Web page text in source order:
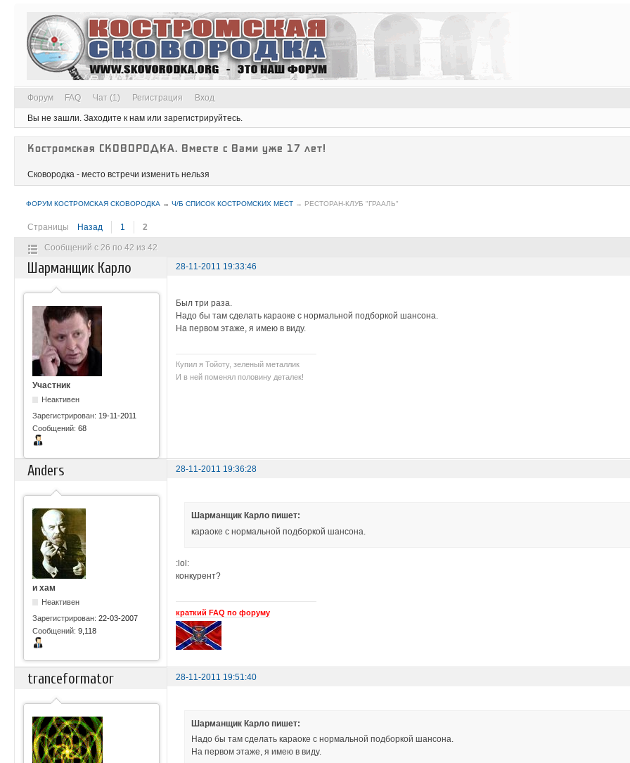
Форум FAQ Чат (1) Регистрация Вход
Вы не зашли. Заходите к нам или зарегистрируйтесь.
Костромская СКОВОРОДКА. Вместе с Вами уже 17 лет!
Сковородка - место встречи изменить нельзя
ФОРУМ КОСТРОМСКАЯ СКОВОРОДКА →Ч/Б СПИСОК КОСТРОМСКИХ МЕСТ → РЕСТОРАН-КЛУБ "ГРААЛЬ"
Страницы Назад 1 2
Сообщений с 26 по 42 из 42
Шарманщик Карло 28-11-2011 19:33:46
Участник
Неактивен
Зарегистрирован: 19-11-2011
Сообщений:68
Был три раза.
Надо бы там сделать караоке с нормальной подборкой шансона.
На первом этаже, я имею в виду.
Купил я Тойоту, зеленый металлик
И в ней поменял половину деталек!
Anders 28-11-2011 19:36:28
и хам
Неактивен
Зарегистрирован:22-03-2007
Сообщений:9,118
Шарманщик Карло пишет:
караоке с нормальной подборкой шансона.
:lol:
конкурент?
краткий FAQ по форуму
tranceformator 28-11-2011 19:51:40
Шарманщик Карло пишет:
Надо бы там сделать караоке с нормальной подборкой шансона.
На первом этаже, я имею в виду.